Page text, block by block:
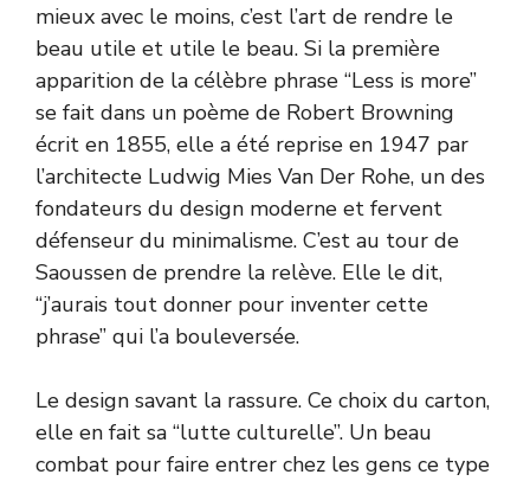
mieux avec le moins, c’est l’art de rendre le
beau utile et utile le beau. Si la première
apparition de la célèbre phrase “Less is more”
se fait dans un poème de Robert Browning
écrit en 1855, elle a été reprise en 1947 par
l’architecte Ludwig Mies Van Der Rohe, un des
fondateurs du design moderne et fervent
défenseur du minimalisme. C’est au tour de
Saoussen de prendre la relève. Elle le dit,
“j’aurais tout donner pour inventer cette
phrase” qui l’a bouleversée.
Le design savant la rassure. Ce choix du carton,
elle en fait sa “lutte culturelle”. Un beau
combat pour faire entrer chez les gens ce type